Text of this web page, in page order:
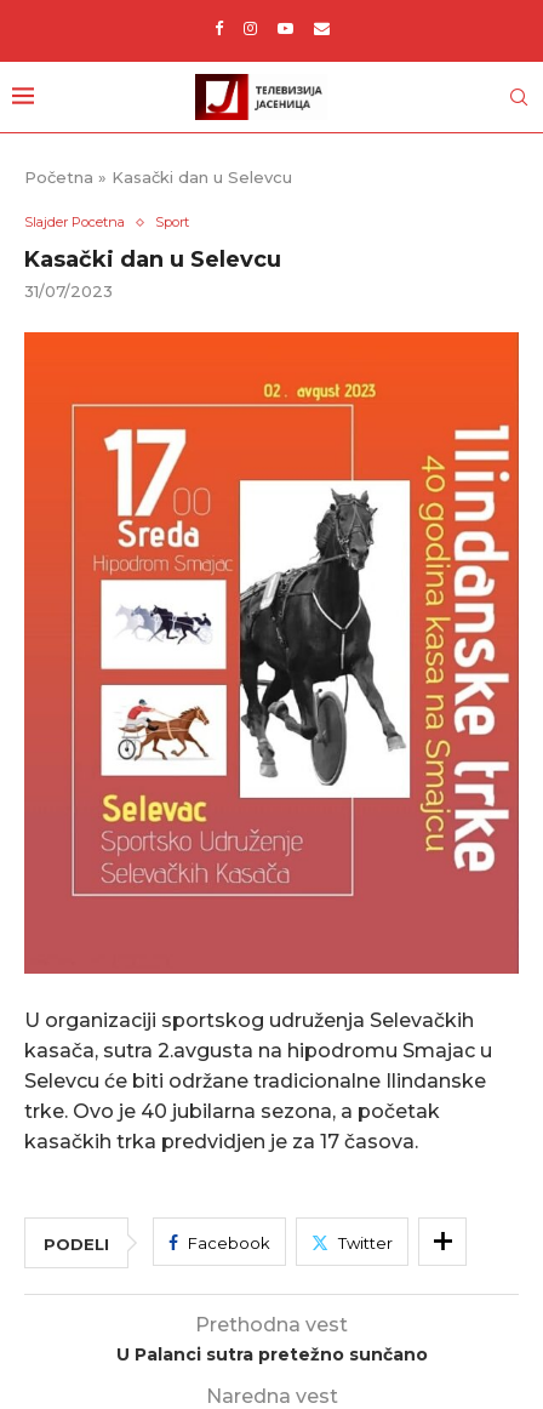
Početna » Kasački dan u Selevcu
Slajder Pocetna Sport
Kasački dan u Selevcu
31/07/2023
U organizaciji sportskog udruženja Selevačkih
kasača, sutra 2.avgusta na hipodromu Smajac u
Selevcu će biti održane tradicionalne Ilindanske
trke. Ovo je 40 jubilarna sezona, a početak
kasačkih trka predvidjen je za 17 časova.
PODELI Facebook Twitter
Prethodna vest
U Palanci sutra pretežno sunčano
Naredna vest